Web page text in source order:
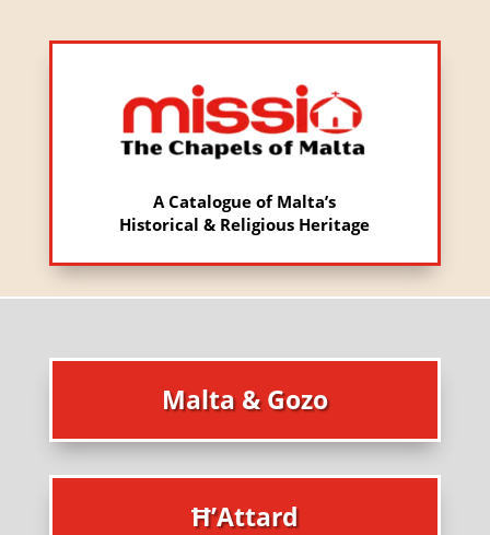
A Catalogue of Malta’s
Historical & Religious Heritage
Malta & Gozo
Ħ’Attard